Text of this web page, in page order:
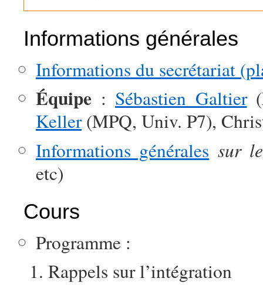
Informations générales
Informations du secrétariat
Équipe : Sébastien Galtier
Keller(MPQ, Univ. P7),
Informations générales sur
etc)
Cours
Programme :
Rappels sur l’intégration